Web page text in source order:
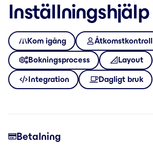
Inställningshjälp
Kom igång Åtkomstkontroll
Bokningsprocess Layout
Integration Dagligt bruk
Betalning